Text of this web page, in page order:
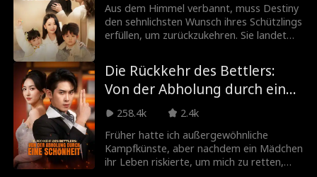
waren sie unschlagbar, rächten Unrecht
und beglichen offene Rechnungen.
Aus dem Himmel verbannt, muss Destiny
den sehnlichsten Wunsch ihres Schützlings
erfüllen, um zurückzukehren. Sie landet
Mit Magie und Witz hilft sie, Rivalen zu
besiegen und Naomi zu schützen. Nach
bestandener Prüfung steigt Destiny in
den Himmel auf, nur um wenig später zu
der Familie zurückzukehren, die sie auf
Erden gefunden hat.
Die Rückkehr des Bettlers:
Von der Abholung durch eine
Schönheit
258.4k
2.4k
Früher hatte ich außergewöhnliche
Kampfkünste, aber nachdem ein Mädchen
ihr Leben riskierte, um mich zu retten,